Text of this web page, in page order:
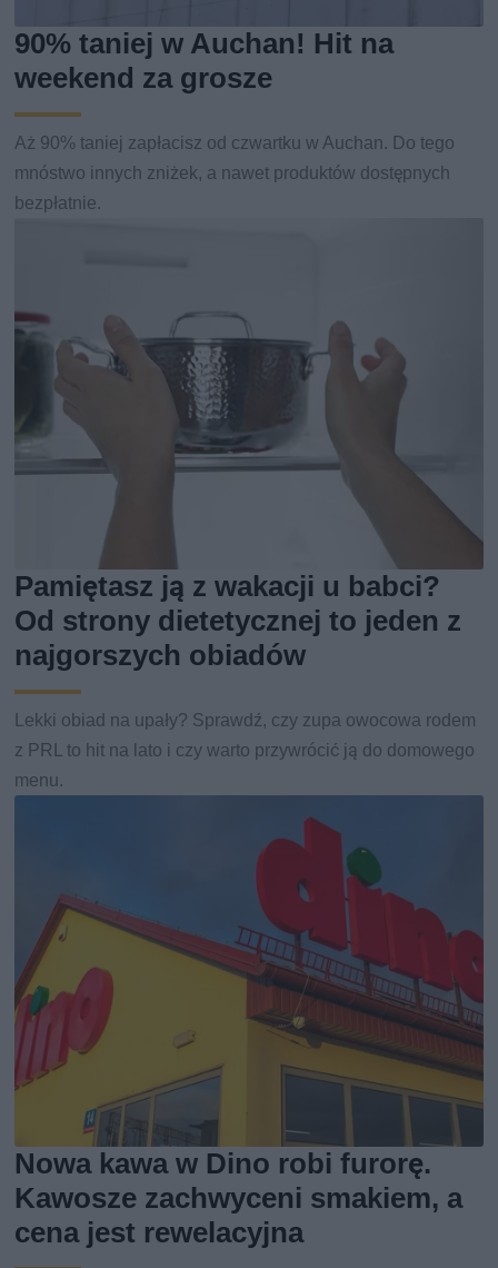
90% taniej w Auchan! Hit na
weekend za grosze
Aż 90% taniej zapłacisz od czwartku w Auchan. Do tego
mnóstwo innych zniżek, a nawet produktów dostępnych
bezpłatnie.
Pamiętasz ją z wakacji u babci?
Od strony dietetycznej to jeden z
najgorszych obiadów
Lekki obiad na upały? Sprawdź, czy zupa owocowa rodem
z PRL to hit na lato i czy warto przywrócić ją do domowego
menu.
Nowa kawa w Dino robi furorę.
Kawosze zachwyceni smakiem, a
cena jest rewelacyjna